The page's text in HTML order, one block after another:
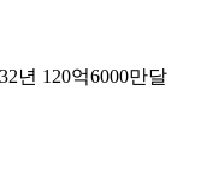
년 120억6000만달